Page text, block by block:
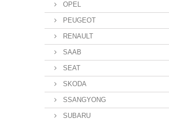
OPEL
PEUGEOT
RENAULT
SAAB
SEAT
SKODA
SSANGYONG
SUBARU